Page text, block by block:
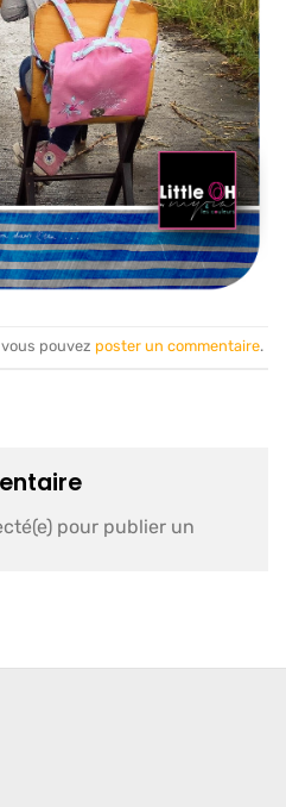
pouvez poster un commentaire.
pour publier un